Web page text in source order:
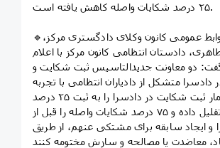
۲۵ درصد شکایات واصله کاهش یافته است.
🔹به گزارش روابط عمومی کانون وکلای دادگستری مرکز،
دادستان انتظامی کانون مرکز با اعلام
دو معاونت جدیدالتاسیس ثبت شکایت و
متشکل از دادیاران انتظامی با تجربه
توانسته‌اند آمار ثبت شکایت در دادسرا را به ثبت ۲۵ درصد
شکایات واصله تقلیل داده و ۷۵ درصد شکایات واصله را قبل از
و ایجاد سابقه برای مشتکی عنهم، از طریق